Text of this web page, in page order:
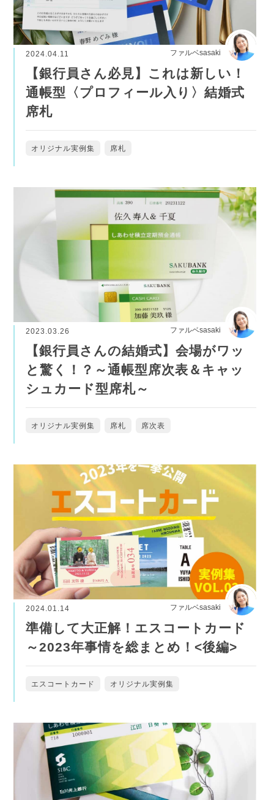
ファルベsasaki
2024.04.11
【銀行員さん必見】これは新しい！
通帳型〈プロフィール入り〉結婚式
席札
オリジナル実例集 席札
ファルベsasaki
2023.03.26
【銀行員さんの結婚式】会場がワッ
と驚く！？～通帳型席次表＆キャッ
シュカード型席札～
オリジナル実例集 席札 席次表
ファルベsasaki
2024.01.14
準備して大正解！エスコートカード
～2023年事情を総まとめ！<後編>
エスコートカード オリジナル実例集